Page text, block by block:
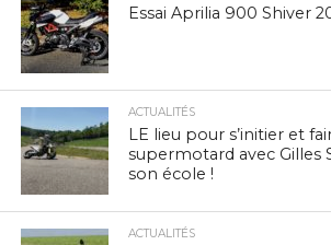
Essai Aprilia 900 Shiver
ACTUALITÉS
LE lieu pour s’initier et
supermotard avec Gilles
son école !
ACTUALITÉS